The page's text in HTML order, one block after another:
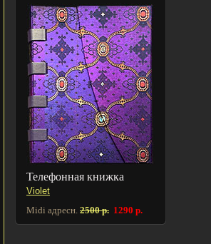
Телефонная книжка
Violet
Midi адресн. 2500 р. 1290 р.